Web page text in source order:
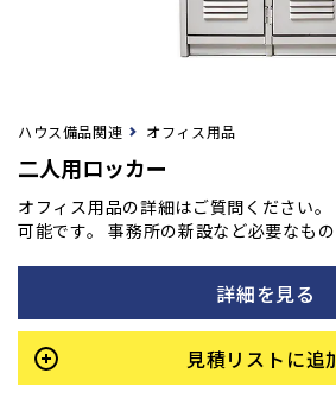
ハウス備品関連 オフィス用品
二人用ロッカー
オフィス用品の詳細はご質問ください
可能です。 事務所の新設など必要なも
詳細を見る
見積リストに追